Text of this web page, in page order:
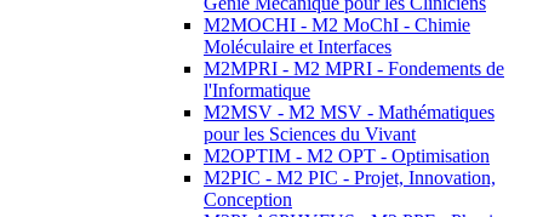
M2MOCHI - M2 MoChI - Chimie
Moléculaire et Interfaces
M2MPRI - M2 MPRI - Fondements de
l'Informatique
M2MSV - M2 MSV - Mathématiques
pour les Sciences du Vivant
M2OPTIM - M2 OPT - Optimisation
M2PIC - M2 PIC - Projet, Innovation,
Conception